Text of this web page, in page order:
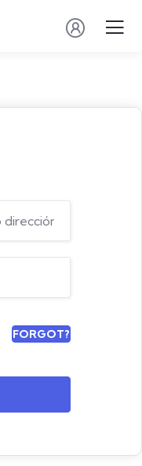
FORGOT?